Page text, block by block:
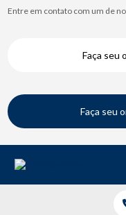
Entre em contato com um de
Faça seu
Faça seu